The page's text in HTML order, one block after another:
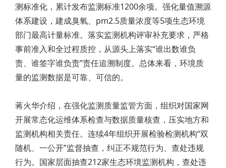
测标准化，累计发布监测标准1200余项。强化量值溯源
体系建设，建成臭氧、pm2.5质量浓度等5项生态环境
部门最高计量标准。落实监测机构评审补充要求，严格
事前准入和全过程质控，从源头上落实“谁出数谁负
责、谁签字谁负责”责任追溯制度。总体来看，环境质
量的监测数据是可靠、可信的。
蒋火华介绍，在强化监测质量监管方面，组织对国家网
开展常态化运维体系检查与数据质量核查，压实地方和
监测机构相关责任。连续4年组织开展检验检测机构“双
随机、一公开”监督抽查，纠正不规范行为、查处违规
行为。国家层面抽查212家生态环境监测机构，查处违